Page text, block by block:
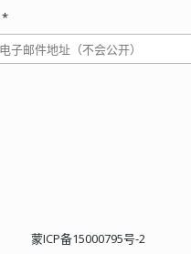
*
蒙ICP备15000795号-2